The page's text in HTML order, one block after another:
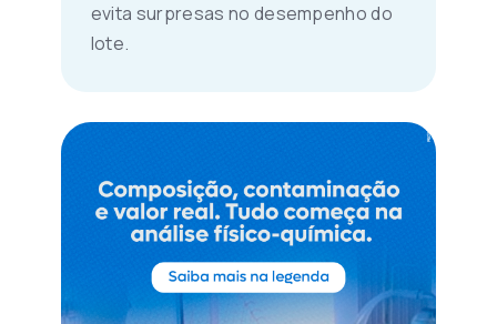
evita surpresas no desempenho do
lote.